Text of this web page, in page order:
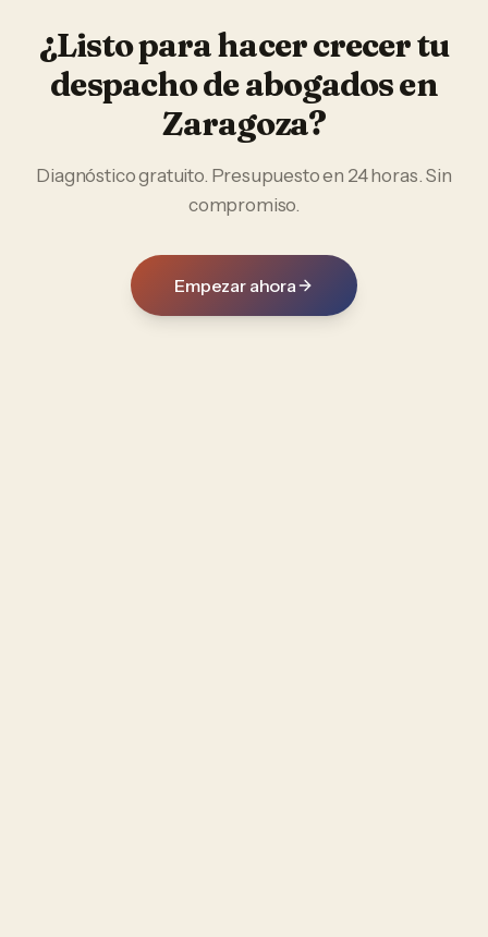
¿Listo para hacer crecer tu
despacho de abogadosen
Zaragoza?
Diagnóstico gratuito. Presupuesto en 24 horas. Sin
compromiso.
Empezar ahora